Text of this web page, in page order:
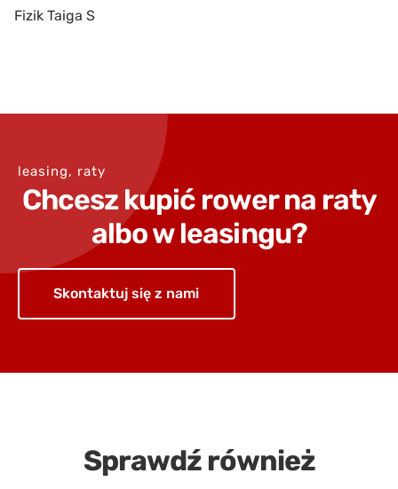
Fizik Taiga S
leasing, raty
Chcesz kupić rower na raty
albo w leasingu?
Skontaktuj się z nami
Sprawdź również